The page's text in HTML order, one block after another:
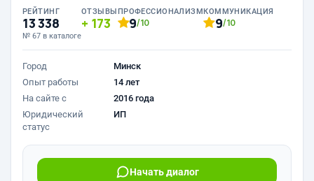
РЕЙТИНГ
13 338
№ 67 в каталоге
ОТЗЫВЫ
173
ПРОФЕССИОНАЛИЗМ
9/10
КОММУНИКАЦИЯ
9/10
Город
Минск
Опыт работы
14 лет
На сайте с
2016 года
Юридический
статус
ИП
Начать диалог